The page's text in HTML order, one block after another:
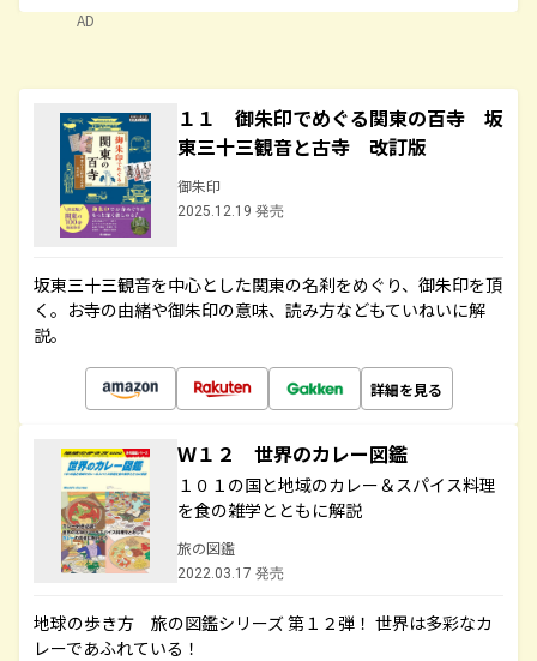
AD
１１ 御朱印でめぐる関東の百寺 坂
東三十三観音と古寺 改訂版
御朱印
2025.12.19 発売
坂東三十三観音を中心とした関東の名刹をめぐり、御朱印を頂
く。お寺の由緒や御朱印の意味、読み方などもていねいに解
説。
詳細を見る
Ｗ１２ 世界のカレー図鑑
１０１の国と地域のカレー＆スパイス料理
を食の雑学とともに解説
旅の図鑑
2022.03.17 発売
地球の歩き方 旅の図鑑シリーズ 第１２弾！ 世界は多彩なカ
レーであふれている！